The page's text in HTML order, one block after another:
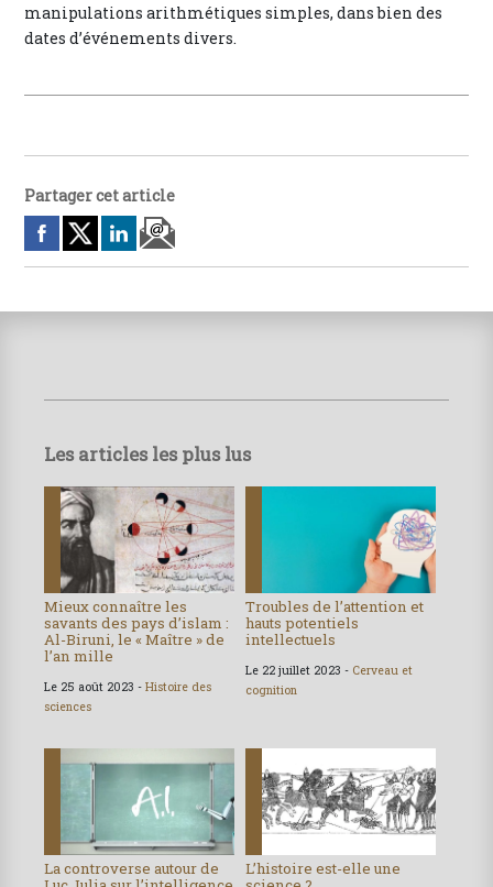
manipulations arithmétiques simples, dans bien des
dates d’événements divers.
Partager cet article
Les articles les plus lus
Mieux connaître les
savants des pays d’islam :
Al-Biruni, le « Maître » de
l’an mille
Le 25 août 2023 - Histoire des
sciences
Troubles de l’attention et
hauts potentiels
intellectuels
Le 22 juillet 2023 - Cerveau et
cognition
La controverse autour de
L’histoire est-elle une